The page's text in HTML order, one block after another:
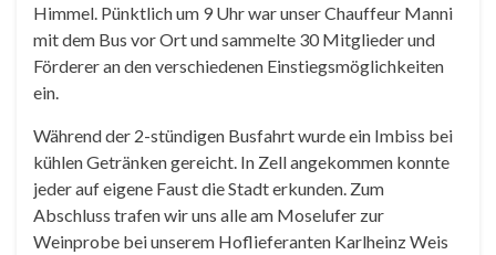
Himmel. Pünktlich um 9 Uhr war unser Chauffeur Manni
mit dem Bus vor Ort und sammelte 30 Mitglieder und
Förderer an den verschiedenen Einstiegsmöglichkeiten
ein.
Während der 2-stündigen Busfahrt wurde ein Imbiss bei
kühlen Getränken gereicht. In Zell angekommen konnte
jeder auf eigene Faust die Stadt erkunden. Zum
Abschluss trafen wir uns alle am Moselufer zur
Weinprobe bei unserem Hoflieferanten Karlheinz Weis